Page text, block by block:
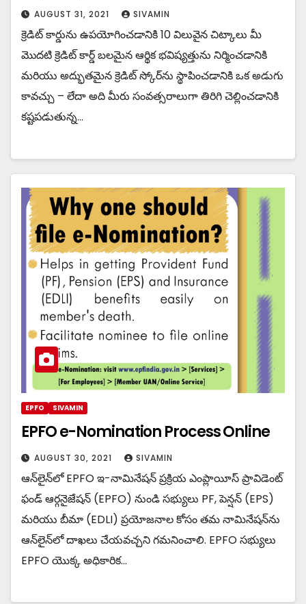
AUGUST 31, 2021 SIVAMIN
క్రెడిట్ కార్డును ఉపయోగించడానికి 10 విలువైన చిట్కాలు మీ
మొదటి క్రెడిట్ కార్డ్ బలమైన ఆర్థిక భవిష్యత్తును నిర్మించడానికి
మరియు అద్భుతమైన క్రెడిట్ స్కోర్‌ను స్థాపించడానికి ఒక అడుగు
కావచ్చు – లేదా అది మీరు సంవత్సరాలుగా తిరిగి చెల్లించడానికి
కష్టపడుతున్న…
EPFO SIVAMIN
EPFO e-Nomination Process Online
AUGUST 30, 2021 SIVAMIN
ఆన్‌లైన్‌లో EPFO ​​ఇ-నామినేషన్ ప్రక్రియ ఎంప్లాయీస్ ప్రావిడెంట్
ఫండ్ ఆర్గనైజేషన్ (EPFO) నుండి సభ్యులు PF, పెన్షన్ (EPS)
మరియు బీమా (EDLI) ప్రయోజనాల కోసం తమ నామినేషన్‌ను
ఆన్‌లైన్‌లో దాఖలు చేయవచ్చని గమనించాలి. EPFO సభ్యులు
EPFO ​​యొక్క అధికారిక…